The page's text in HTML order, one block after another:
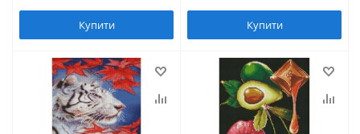
Купити Купити